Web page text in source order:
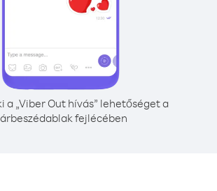
a „Viber Out hívás” lehetőséget a
fejlécében